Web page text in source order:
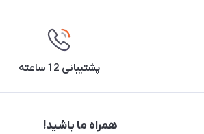
پشتیبانی 12 ساعته
همراه ما باشید!